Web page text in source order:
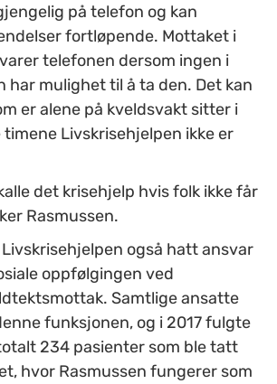
på telefon og kan
fortløpende. Mottaket i
telefonen dersom ingen i
har mulighet til å ta den. Det kan
er alene på kveldsvakt sitter i
timene Livskrisehjelpen ikke er
det krisehjelp hvis folk ikke får
Rasmussen.
også hatt ansvar
oppfølgingen ved
Samtlige ansatte
funksjonen, og i 2017 fulgte
234 pasienter som ble tatt
hvor Rasmussen fungerer som